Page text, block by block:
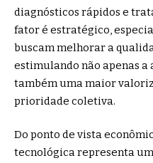
diagnósticos rápidos e
fator é estratégico,
buscam melhorar a
estimulando não apenas a
também uma maior
prioridade coletiva.
Do ponto de vista
tecnológica representa